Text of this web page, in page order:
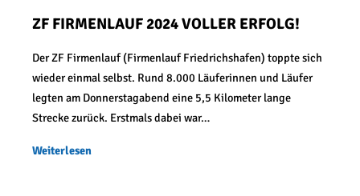
ZF FIRMENLAUF 2024 VOLLER ERFOLG!
Der ZF Firmenlauf (Firmenlauf Friedrichshafen) toppte sich
wieder einmal selbst. Rund 8.000 Läuferinnen und Läufer
legten am Donnerstagabend eine 5,5 Kilometer lange
Strecke zurück. Erstmals dabei war…
Weiterlesen